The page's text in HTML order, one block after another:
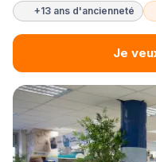
+13 ans d'ancienneté
Je